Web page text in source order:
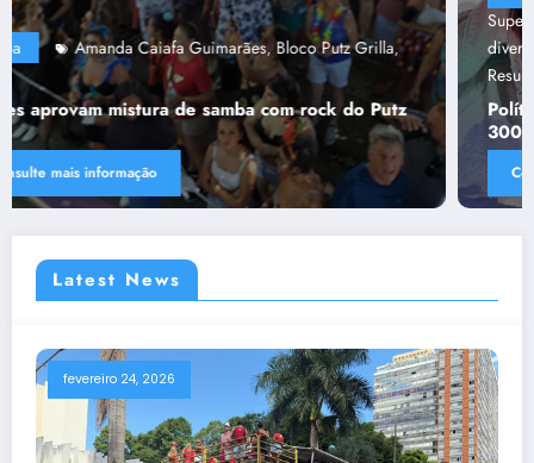
Superior”
,Ânima Educaçã,Ânima Plurais capa,Política de
diversidade da Una e do UniBH,Rede Comunicação de
Resultado, Tânia Chaves
Política de diversidade da Una e do UniBH envolve
300 docentes e coladores negros
Consulte mais informação
Latest News
fevereiro 24, 2026